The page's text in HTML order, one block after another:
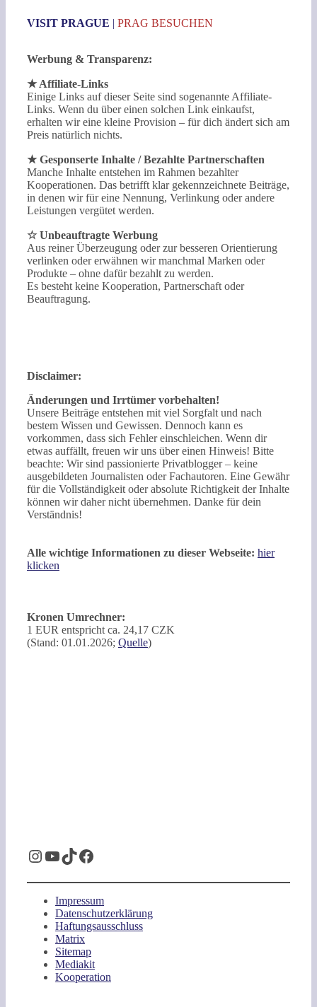
VISIT PRAGUE | PRAG BESUCHEN
Werbung & Transparenz:
★ Affiliate-Links
Einige Links auf dieser Seite sind sogenannte Affiliate-
Links. Wenn du über einen solchen Link einkaufst,
erhalten wir eine kleine Provision – für dich ändert sich am
Preis natürlich nichts.
★ Gesponserte Inhalte / Bezahlte Partnerschaften
Manche Inhalte entstehen im Rahmen bezahlter
Kooperationen. Das betrifft klar gekennzeichnete Beiträge,
in denen wir für eine Nennung, Verlinkung oder andere
Leistungen vergütet werden.
☆ Unbeauftragte Werbung
Aus reiner Überzeugung oder zur besseren Orientierung
verlinken oder erwähnen wir manchmal Marken oder
Produkte – ohne dafür bezahlt zu werden.
Es besteht keine Kooperation, Partnerschaft oder
Beauftragung.
Disclaimer:
Änderungen und Irrtümer vorbehalten!
Unsere Beiträge entstehen mit viel Sorgfalt und nach
bestem Wissen und Gewissen. Dennoch kann es
vorkommen, dass sich Fehler einschleichen. Wenn dir
etwas auffällt, freuen wir uns über einen Hinweis! Bitte
beachte: Wir sind passionierte Privatblogger – keine
ausgebildeten Journalisten oder Fachautoren. Eine Gewähr
für die Vollständigkeit oder absolute Richtigkeit der Inhalte
können wir daher nicht übernehmen. Danke für dein
Verständnis!
Alle wichtige Informationen zu dieser Webseite: hier
klicken
Kronen Umrechner:
1 EUR entspricht ca. 24,17 CZK
(Stand: 01.01.2026; Quelle)
Instagram
YouTube
TikTok
Facebook
Impressum
Datenschutzerklärung
Haftungsausschluss
Matrix
Sitemap
Mediakit
Kooperation